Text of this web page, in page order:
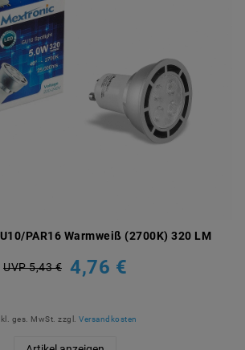
PAR16 Warmweiß (2700K) 320 LM
UVP 5,43 € 4,76 €
ges. MwSt. zzgl. Versandkosten